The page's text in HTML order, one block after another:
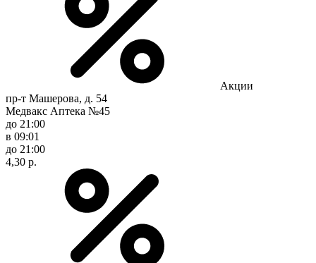
Акции
пр-т Машерова, д. 54
Медвакс Аптека №45
до 21:00
в 09:01
до 21:00
4,30 р.